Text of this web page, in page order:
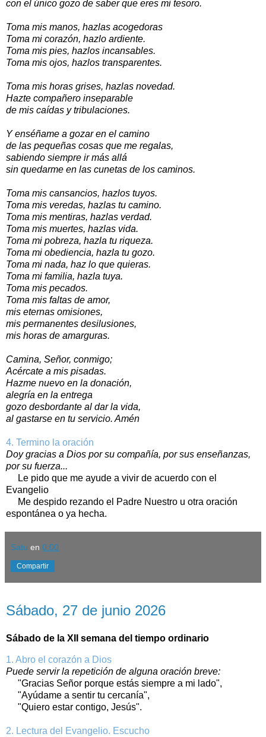
con el único gozo de saber que eres mi tesoro.
Toma mis manos, hazlas acogedoras
Toma mi corazón, hazlo ardiente.
Toma mis pies, hazlos incansables.
Toma mis ojos, hazlos transparentes.
Toma mis horas grises, hazlas novedad.
Hazte compañero inseparable
de mis caídas y tribulaciones.
Y enséñame a gozar en el camino
de las pequeñas cosas que me regalas,
sabiendo siempre ir más allá
sin quedarme en las cunetas de los caminos.
Toma mis cansancios, hazlos tuyos.
Toma mis veredas, hazlas tu camino.
Toma mis mentiras, hazlas verdad.
Toma mis muertes, hazlas vida.
Toma mi pobreza, hazla tu riqueza.
Toma mi obediencia, hazla tu gozo.
Toma mi nada, haz lo que quieras.
Toma mi familia, hazla tuya.
Toma mis pecados.
Toma mis faltas de amor,
mis eternas omisiones,
mis permanentes desilusiones,
mis horas de amarguras.
Camina, Señor, conmigo;
Acércate a mis pisadas.
Hazme nuevo en la donación,
alegría en la entrega
gozo desbordante al dar la vida,
al gastarse en tu servicio. Amén
4. Termino la oración
Doy gracias a Dios por su compañía, por sus enseñanzas,
por su fuerza...
Le pido que me ayude a vivir de acuerdo con el
Evangelio
Me despido rezando el Padre Nuestro u otra oración
espontánea o ya hecha.
Satu en 0:00
Compartir
Sábado, 27 de junio 2026
Sábado de la XII semana del tiempo ordinario
1. Abro el corazón a Dios
Puede servir la repetición de alguna oración breve:
"Gracias Señor porque estás siempre a mi lado",
"Ayúdame a sentir tu cercanía",
"Quiero estar contigo, Jesús".
2. Lectura del Evangelio. Escucho